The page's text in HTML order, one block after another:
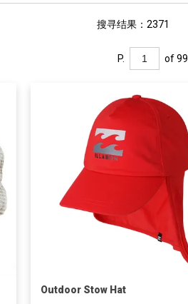
搜寻结果：2371
P. of 99
Outdoor Stow Hat